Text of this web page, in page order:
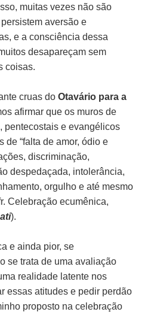
muitas vezes não são
aversão e
e a consciência dessa
desapareçam sem
coisas.
cruas doOtavário para a
afirmar que os muros de
pentecostais e evangélicos
de “falta de amor, ódio e
discriminação,
despedaçada, intolerância,
orgulho e até mesmo
Celebração ecumênica,
).
e ainda pior, se
se trata de uma avaliação
realidade latente nos
essas atitudes e pedir perdão
proposto na celebração